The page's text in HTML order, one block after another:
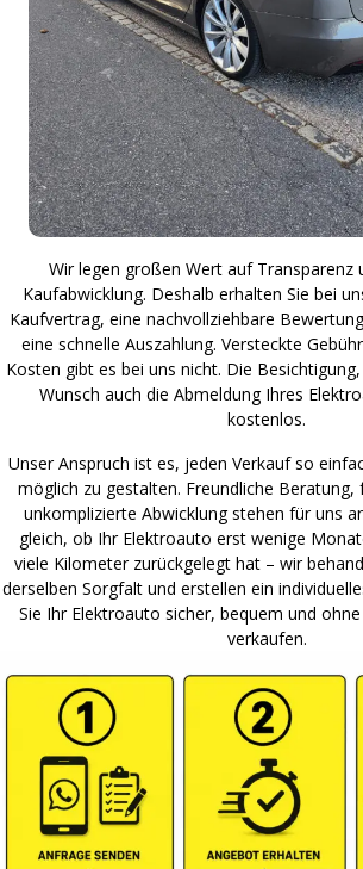
Wir legen großen Wert auf Transparenz
Kaufabwicklung. Deshalb erhalten Sie bei
Kaufvertrag, eine nachvollziehbare
eine schnelle Auszahlung. Versteckte
Kosten gibt es bei uns nicht. Die
Wunsch auch die Abmeldung Ihres
kostenlos.
Unser Anspruch ist es, jeden Verkauf so
möglich zu gestalten. Freundliche Beratung,
unkomplizierte Abwicklung stehen für uns
gleich, ob Ihr Elektroauto erst wenige
viele Kilometer zurückgelegt hat – wir
derselben Sorgfalt und erstellen ein
Sie Ihr Elektroauto sicher, bequem und
verkaufen.